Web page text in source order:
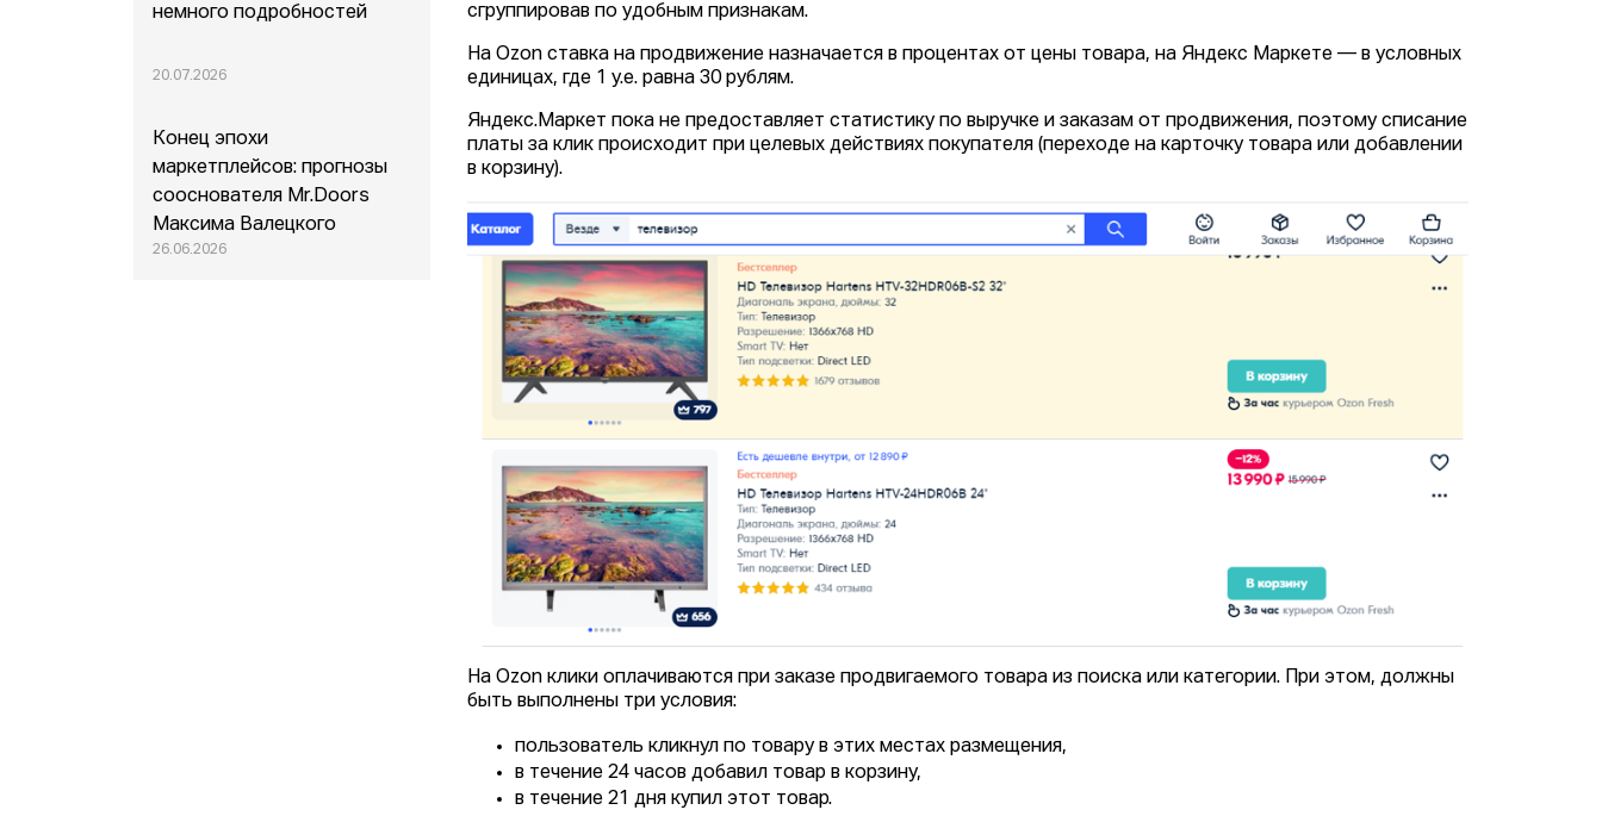
сгруппировав по удобным признакам.
На Ozon ставка на продвижение назначается в процентах от цены товара, на Яндекс Маркете — в условных
единицах, где 1 у.е. равна 30 рублям.
Яндекс.Маркет пока не предоставляет статистику по выручке и заказам от продвижения, поэтому списание
платы за клик происходит при целевых действиях покупателя (переходе на карточку товара или добавлении
в корзину).
На Ozon клики оплачиваются при заказе продвигаемого товара из поиска или категории. При этом, должны
быть выполнены три условия:
пользователь кликнул по товару в этих местах размещения,
в течение 24 часов добавил товар в корзину,
в течение 21 дня купил этот товар.
немного подробностей
20.07.2026
Конец эпохи
маркетплейсов: прогнозы
сооснователя Mr.Doors
Максима Валецкого
26.06.2026